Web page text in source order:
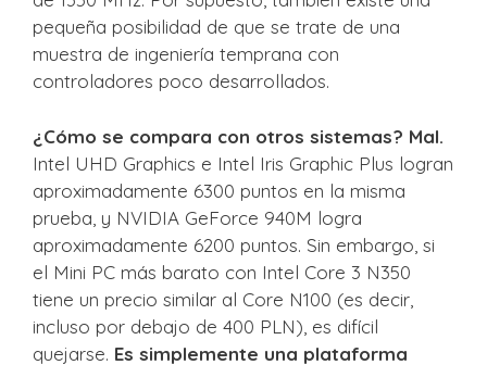
pequeña posibilidad de que se trate de una
muestra de ingeniería temprana con
controladores poco desarrollados.
¿Cómo se compara con otros sistemas? Mal.
Intel UHD Graphics e Intel Iris Graphic Plus logran
aproximadamente 6300 puntos en la misma
prueba, y NVIDIA GeForce 940M logra
aproximadamente 6200 puntos. Sin embargo, si
el Mini PC más barato con Intel Core 3 N350
tiene un precio similar al Core N100 (es decir,
incluso por debajo de 400 PLN), es difícil
quejarse. Es simplemente una plataforma